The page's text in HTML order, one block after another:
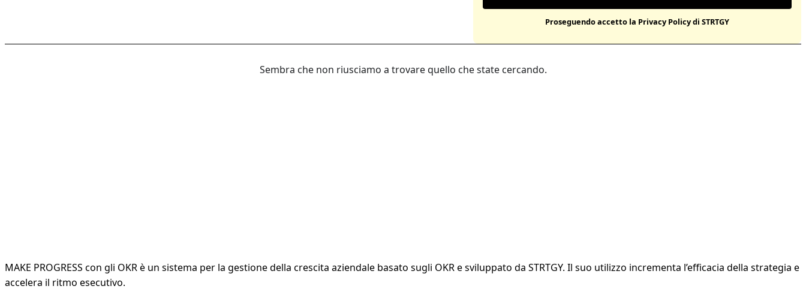
Proseguendo accetto la Privacy Policy di STRTGY
Sembra che non riusciamo a trovare quello che state cercando.
MAKE PROGRESS con gli OKR è un sistema per la gestione della crescita aziendale basato sugli OKR e sviluppato da STRTGY. Il suo utilizzo incrementa l’efficacia della strategia e
accelera il ritmo esecutivo.